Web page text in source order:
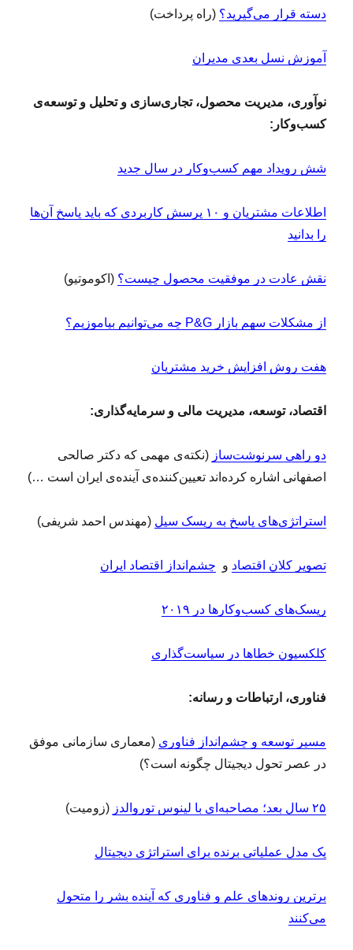
دسته قرار می‌گیرید؟ (راه پرداخت)
آموزش نسل بعدی مدیران
نوآوری، مدیریت محصول، تجاری‌سازی و تحلیل و توسعه‌ی
کسب‌وکار:
شش رویداد مهم کسب‌وکار در سال جدید
اطلاعات مشتریان و ۱۰ پرسش کاربردی که باید پاسخ آن‌ها
را بدانید
نقش عادت در موفقیت محصول چیست؟ (اکوموتیو)
از مشکلات سهم بازار P&G چه می‌توانیم بیاموزیم؟
هفت روش افزایش خرید مشتریان
اقتصاد، توسعه، مدیریت مالی و سرمایه‌گذاری:
دو راهی سرنوشت‌ساز (نکته‌ی مهمی که دکتر صالحی
اصفهانی اشاره کرده‌اند تعیین‌کننده‌ی آینده‌ی ایران است …)
استراتژی‌های پاسخ به ریسک سیل (مهندس احمد شریفی)
تصویر کلان اقتصاد و چشم‌‌انداز اقتصاد ایران
ریسک‌های کسب‌وکارها در ۲۰۱۹
کلکسیون خطاها در سیاست‌گذاری
فناوری، ارتباطات و رسانه:
مسیر توسعه و چشم‌انداز فناوری (معماری سازمانی موفق
در عصر تحول دیجیتال چگونه است؟)
۲۵ سال بعد؛ مصاحبه‌ای با لینوس توروالدز (زومیت)
یک مدل عملیاتی برنده برای استراتژی دیجیتال
برترین روندهای علم و فناوری که آینده‌ بشر را متحول
می‌کنند